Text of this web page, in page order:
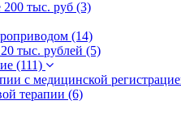
тыс. руб (3)
(14)
тыс. рублей (5)
(111)
с медицинской
терапии (6)